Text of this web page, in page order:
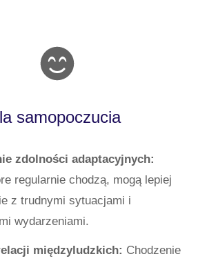
samopoczucia
zdolności adaptacyjnych:
regularnie chodzą, mogą lepiej
z trudnymi sytuacjami i
wydarzeniami.
międzyludzkich: Chodzenie